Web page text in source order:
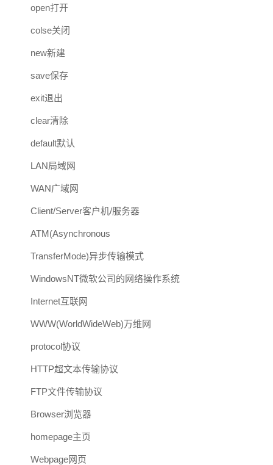
open打开
colse关闭
new新建
save保存
exit退出
clear清除
default默认
LAN局域网
WAN广域网
Client/Server客户机/服务器
ATM(Asynchronous
TransferMode)异步传输模式
WindowsNT微软公司的网络操作系统
Internet互联网
WWW(WorldWideWeb)万维网
protocol协议
HTTP超文本传输协议
FTP文件传输协议
Browser浏览器
homepage主页
Webpage网页